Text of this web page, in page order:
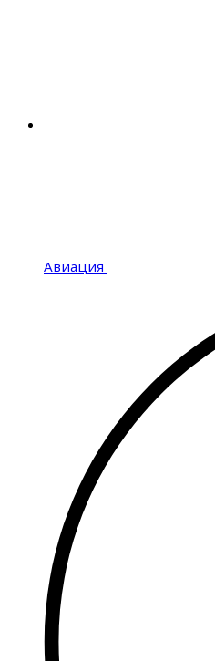
Авиация